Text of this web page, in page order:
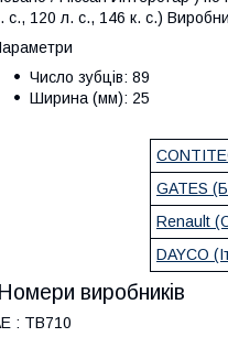
с., 120 л. с., 146 к. с.)
Число зубців: 89
Ширина (мм): 25
GATES
Renault
DAYCO
Номери виробників
: TB710